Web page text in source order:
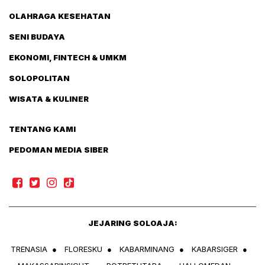
OLAHRAGA KESEHATAN
SENI BUDAYA
EKONOMI, FINTECH & UMKM
SOLOPOLITAN
WISATA & KULINER
TENTANG KAMI
PEDOMAN MEDIA SIBER
JEJARING SOLOAJA:
TRENASIA ● FLORESKU ● KABARMINANG ● KABARSIGER ●